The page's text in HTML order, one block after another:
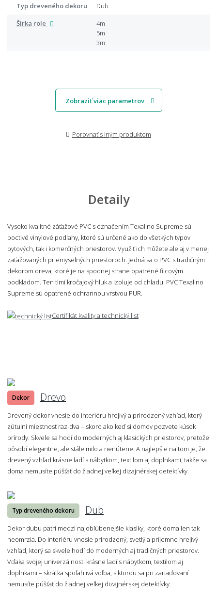
Typ dreveného dekoru
Dub
Šírka role
4m
5m
3m
Zobraziť viac parametrov
Porovnať s iným produktom
Detaily
Vysoko kvalitné záťažové PVC s označením Texalino Supreme sú
poctivé vinylové podlahy, ktoré sú určené ako do všetkých typov
bytových, tak i komerčných priestorov. Využiť ich môžete ale aj v menej
zaťažovaných priemyselných priestoroch. Jedná sa o PVC s tradičným
dekorom dreva, ktoré je na spodnej strane opatrené filcovým
podkladom. Ten tlmí kročajový hluk a izoluje od chladu. PVC Texalino
Supreme sú opatrené ochrannou vrstvou PUR.
Certifikát kvality a technický list
Dekor Drevo
Drevený dekor vnesie do interiéru hrejivý a prirodzený vzhľad, ktorý
zútulní miestnosť raz-dva – skoro ako keď si domov pozvete kúsok
prírody. Skvele sa hodí do moderných aj klasických priestorov, pretože
pôsobí elegantne, ale stále milo a nenútene. A najlepšie na tom je, že
drevený vzhľad krásne ladí s nábytkom, textilom aj doplnkami, takže sa
doma nemusíte púšťať do žiadnej veľkej dizajnérskej detektívky.
Typ dreveného dekoru Dub
Dekor dubu patrí medzi najobľúbenejšie klasiky, ktoré doma len tak
neomrzia. Do interiéru vnesie prirodzený, svetlý a príjemne hrejivý
vzhľad, ktorý sa skvele hodí do moderných aj tradičných priestorov.
Vďaka svojej univerzálnosti krásne ladí s nábytkom, textilom aj
doplnkami – skrátka spoľahlivá voľba, s ktorou sa pri zariaďovaní
nemusíte púšťať do žiadnej veľkej dizajnérskej detektívky.